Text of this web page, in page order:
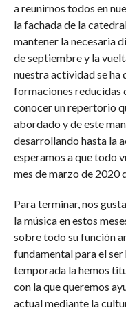
a reunirnos todos en
la fachada de la
mantener la necesaria
de septiembre y la
nuestra actividad se ha
formaciones reducidas
conocer un repertorio
abordado y de este
desarrollando hasta la
esperamos a que todo
mes de marzo de 2020
Para terminar, nos
la música en estos
sobre todo su función
fundamental para el
temporada la hemos
con la que queremos
actual mediante la